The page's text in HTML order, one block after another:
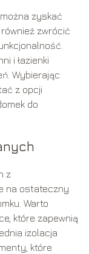
zyskać
zwrócić
i łazienki
Wybierając
z opcji
do
z
na ostateczny
Warto
które zapewnią
izolacja
które